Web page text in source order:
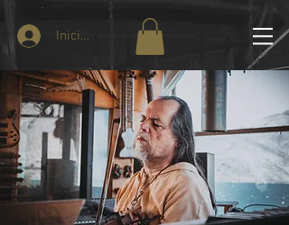
Iniciar sesión